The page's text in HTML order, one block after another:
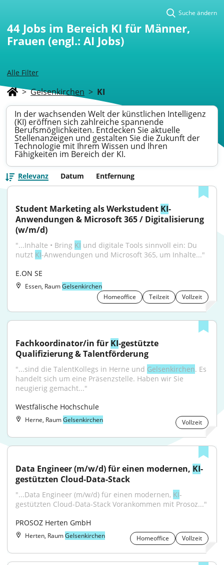
Alle Filter
Suche ändern
44 Jobs im Bereich KI für Männer,
Frauen (engl.: AI Jobs)
> Gelsenkirchen > KI
In der wachsenden Welt der künstlichen Intelligenz
(KI) eröffnen sich zahlreiche spannende
Berufsmöglichkeiten. Entdecken Sie aktuelle
Stellenanzeigen und gestalten Sie die Zukunft der
Technologie mit Ihrem Wissen und Ihren
Fähigkeiten im Bereich der KI.
Relevanz Datum Entfernung
Student Marketing als Werkstudent KI-
Anwendungen & Microsoft 365 / Digitalisierung
(w/m/d)
"...Inhalte • Bring KI und digitale Tools sinnvoll ein: Du
nutzt KI-Anwendungen und Microsoft 365, um Inhalte..."
E.ON SE
Essen, RaumGelsenkirchen
Homeoffice
Teilzeit Vollzeit
Fachkoordinator/in für KI-gestützte
Qualifizierung & Talentförderung
"...sind die TalentKollegs in Herne und Gelsenkirchen. Es
handelt sich um eine Präsenzstelle. Haben wir Sie
neugierig gemacht..."
Westfälische Hochschule
Herne, RaumGelsenkirchen Vollzeit
Data Engineer (m/w/d) für einen modernen, KI-
gestützten Cloud-Data-Stack
"...Data Engineer (m/w/d) für einen modernen, KI-
gestützten Cloud-Data-Stack Vorankommen mit Prosoz..."
PROSOZ Herten GmbH
Herten, RaumGelsenkirchen Homeoffice Vollzeit